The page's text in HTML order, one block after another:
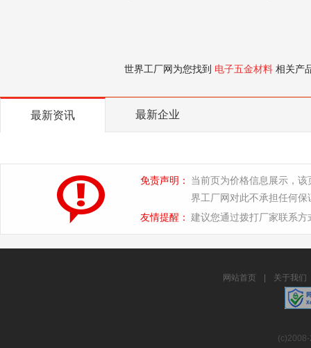
世界工厂网为您找到 电子五金材料 相关产
最新资讯 最新企业
免责声明：
当前页为价格信息展示，
界工厂网对此不承担任何保
友情提醒： 建议您通过拨打厂家联系
网站首页 关于我们